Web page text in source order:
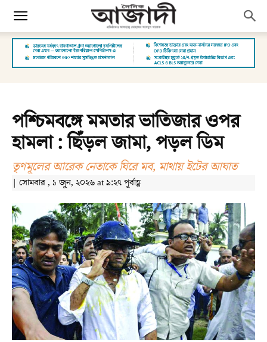
পশ্চিমবঙ্গে মমতার ভাতিজার ওপর
হামলা : ছিঁড়ল জামা, পড়ল ডিম
তৃণমূলের আরেক নেতাকে ঘিরে মব, মাথায় ইটের আঘাত
| সোমবার , ১ জুন, ২০২৬ at ৯:২৭ পূর্বাহ্ণ